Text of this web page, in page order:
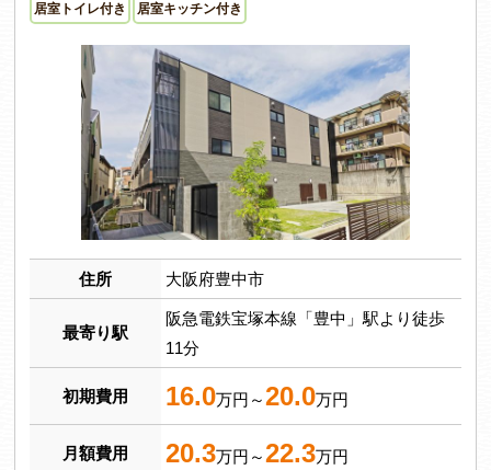
居室トイレ付き 居室キッチン付き
住所 大阪府豊中市
最寄り駅
阪急電鉄宝塚本線「豊中」駅より徒歩
11分
初期費用 16.0万円～20.0万円
月額費用 20.3万円～22.3万円